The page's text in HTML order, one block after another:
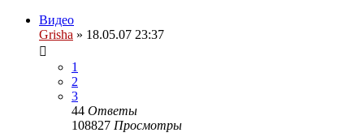
Видео
Grisha » 18.05.07 23:37
1
2
3
44 Ответы
108827 Просмотры